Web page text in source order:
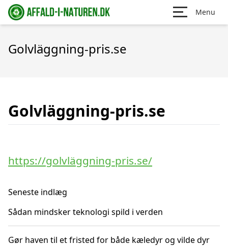
Menu
Golvläggning-pris.se
Golvläggning-pris.se
https://golvläggning-pris.se/
Seneste indlæg
Sådan mindsker teknologi spild i verden
Gør haven til et fristed for både kæledyr og vilde dyr